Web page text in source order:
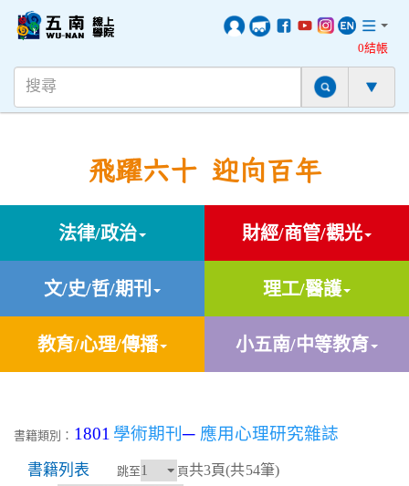
0結帳
飛躍六十 迎向百年
法律/政治 財經/商管/觀光
文/史/哲/期刊 理工/醫護
教育/心理/傳播 小五南/中等教育
書籍類別： 1801 學術期刊─ 應用心理研究雜誌
書籍列表 跳至 頁共3頁(共54筆)